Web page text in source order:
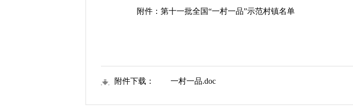
附件：第十一批全国“一村一品”示范村镇名单
附件下载： 一村一品.doc